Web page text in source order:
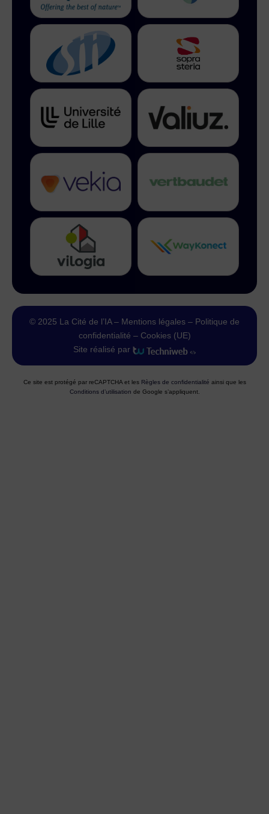
© 2025 La Cité de l’IA – Mentions légales – Politique de
confidentialité – Cookies (UE)
Site réalisé par
Ce site est protégé par reCAPTCHA et les Règles de confidentialité ainsi que les
Conditions d’utilisation de Google s’appliquent.